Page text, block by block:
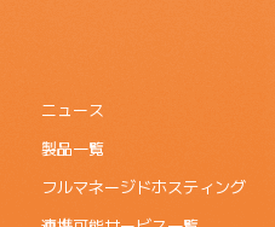
ニュース
製品一覧
フルマネージドホスティング